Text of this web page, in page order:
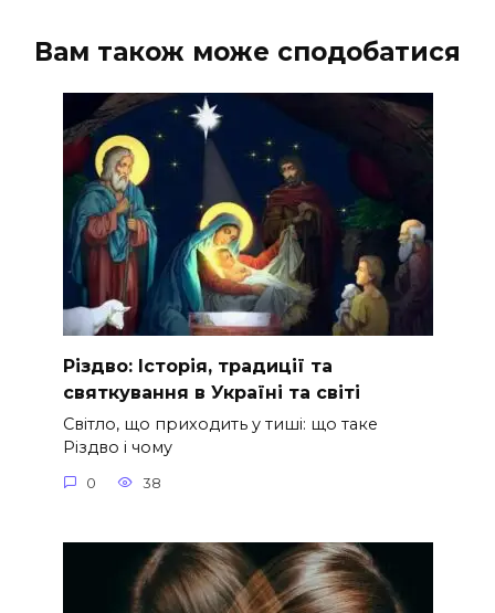
Вам також може сподобатися
Різдво: Історія, традиції та
святкування в Україні та світі
Світло, що приходить у тиші: що таке
Різдво і чому
0 38